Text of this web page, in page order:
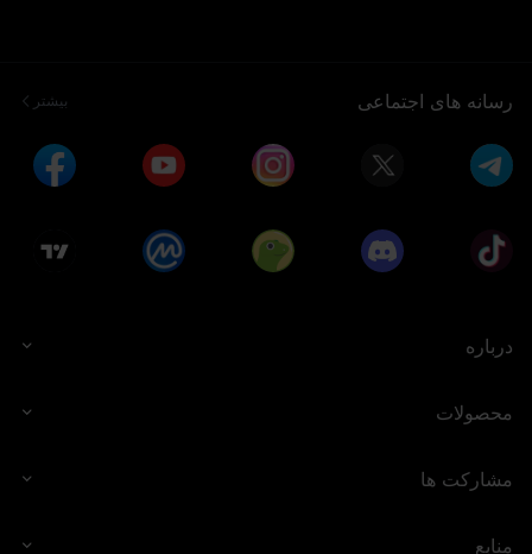
رسانه های اجتماعی بیشتر
درباره
محصولات
مشارکت ها
منابع